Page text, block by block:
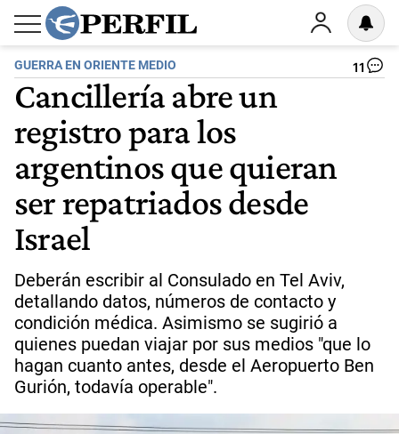
GUERRA EN ORIENTE MEDIO 11
Cancillería abre un
registro para los
argentinos que quieran
ser repatriados desde
Israel
Deberán escribir al Consulado en Tel Aviv,
detallando datos, números de contacto y
condición médica. Asimismo se sugirió a
quienes puedan viajar por sus medios "que lo
hagan cuanto antes, desde el Aeropuerto Ben
Gurión, todavía operable".